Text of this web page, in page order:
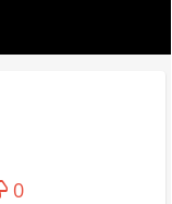
0